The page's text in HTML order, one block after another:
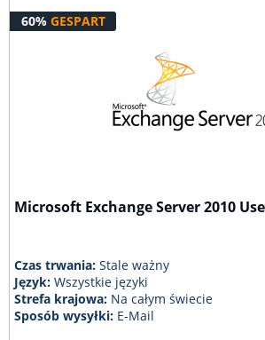
60% GESPART
Microsoft Exchange Server 2010
Czas trwania:Stale ważny
Język:Wszystkie języki
Strefa krajowa: Na całym świecie
Sposób wysyłki: E-Mail